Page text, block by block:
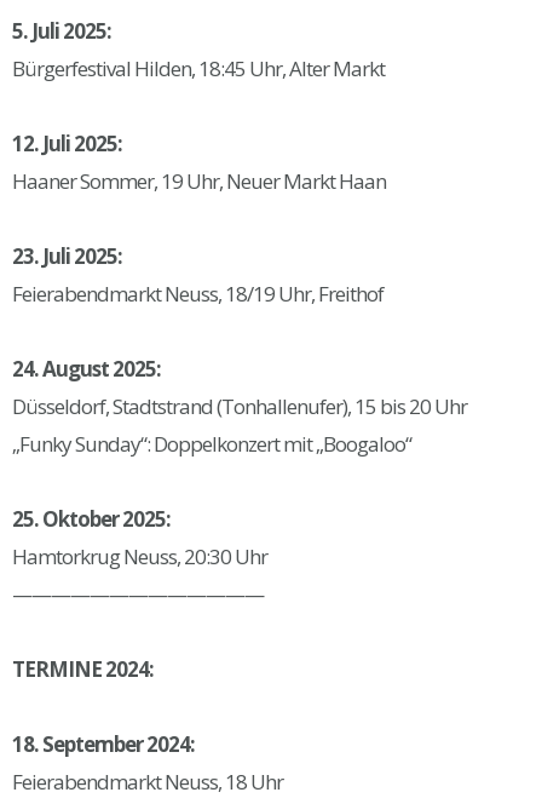
5. Juli 2025:
Bürgerfestival Hilden, 18:45 Uhr, Alter Markt
12. Juli 2025:
Haaner Sommer, 19 Uhr, Neuer Markt Haan
23. Juli 2025:
Feierabendmarkt Neuss, 18/19 Uhr, Freithof
24. August 2025:
Düsseldorf, Stadtstrand (Tonhallenufer), 15 bis 20 Uhr
„Funky Sunday“: Doppelkonzert mit „Boogaloo“
25. Oktober 2025:
Hamtorkrug Neuss, 20:30 Uhr
—————————————
TERMINE 2024:
18. September 2024:
Feierabendmarkt Neuss, 18 Uhr